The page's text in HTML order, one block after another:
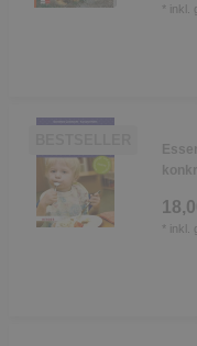
* inkl.
* inkl.